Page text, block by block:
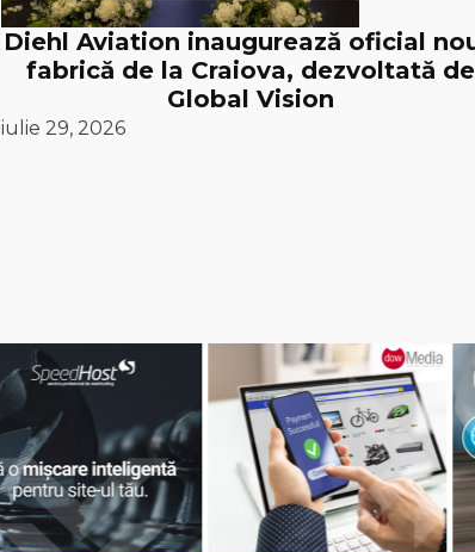
Diehl Aviation inaugurează oficial
fabrică de la Craiova, dezvoltată de
Global Vision
iulie 29, 2026